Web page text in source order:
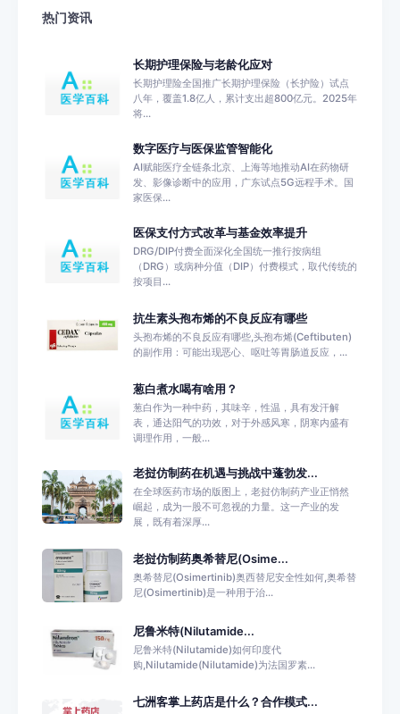
热门资讯
长期护理保险与老龄化应对
长期护理险全国推广长期护理保险（长护险）试点
八年，覆盖1.8亿人，累计支出超800亿元。2025年
将...
数字医疗与医保监管智能化
AI赋能医疗全链条北京、上海等地推动AI在药物研
发、影像诊断中的应用，广东试点5G远程手术。国
家医保...
医保支付方式改革与基金效率提升
DRG/DIP付费全面深化全国统一推行按病组
（DRG）或病种分值（DIP）付费模式，取代传统的
按项目...
抗生素头孢布烯的不良反应有哪些
头孢布烯的不良反应有哪些,头孢布烯(Ceftibuten)
的副作用：可能出现恶心、呕吐等胃肠道反应，...
葱白煮水喝有啥用？
葱白作为一种中药，其味辛，性温，具有发汗解
表，通达阳气的功效，对于外感风寒，阴寒内盛有
调理作用，一般...
老挝仿制药在机遇与挑战中蓬勃发...
在全球医药市场的版图上，老挝仿制药产业正悄然
崛起，成为一股不可忽视的力量。这一产业的发
展，既有着深厚...
老挝仿制药奥希替尼(Osime...
奥希替尼(Osimertinib)奥西替尼安全性如何,奥希替
尼(Osimertinib)是一种用于治...
尼鲁米特(Nilutamide...
尼鲁米特(Nilutamide)如何印度代
购,Nilutamide(Nilutamide)为法国罗素...
七洲客掌上药店是什么？合作模式...